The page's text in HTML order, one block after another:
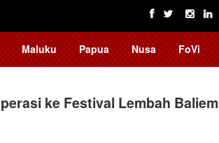
Maluku Papua Nusa FoVi
ke Festival Lembah Baliem
BRIN Fokus Kembangkan